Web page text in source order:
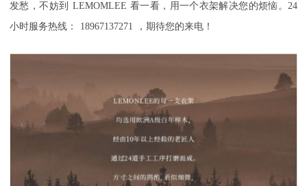
发愁，不妨到 LEMOMLEE 看一看，用一个衣架解决您的烦恼。 24
小时服务热线：
18967137271 ，期待您的来电！